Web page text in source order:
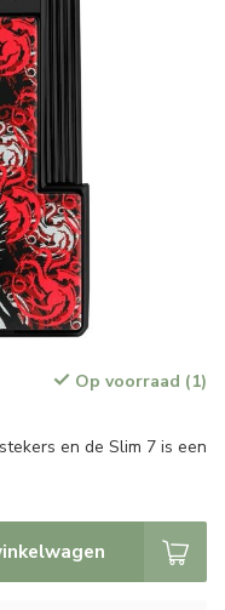
Op voorraad (1)
en de Slim 7 is een